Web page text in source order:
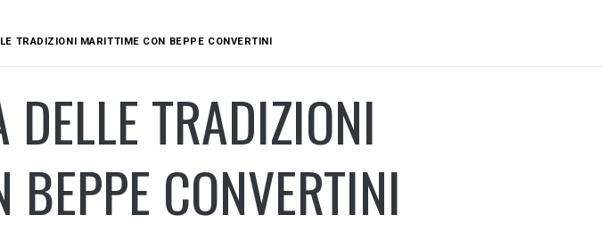
TRADIZIONI MARITTIME CON BEPPE CONVERTINI
DELLE TRADIZIONI
CONVERTINI